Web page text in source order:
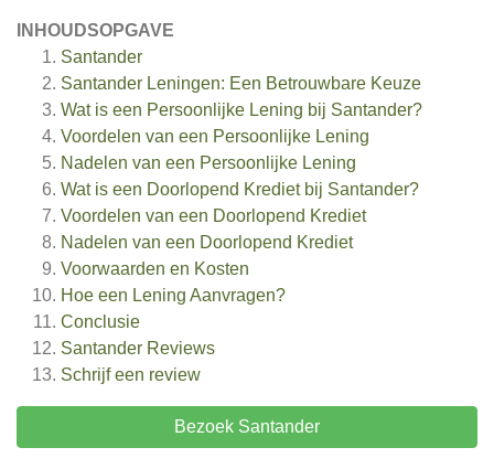
INHOUDSOPGAVE
Santander
Santander Leningen: Een Betrouwbare Keuze
Wat is een Persoonlijke Lening bij Santander?
Voordelen van een Persoonlijke Lening
Nadelen van een Persoonlijke Lening
Wat is een Doorlopend Krediet bij Santander?
Voordelen van een Doorlopend Krediet
Nadelen van een Doorlopend Krediet
Voorwaarden en Kosten
Hoe een Lening Aanvragen?
Conclusie
Santander Reviews
Schrijf een review
Bezoek Santander